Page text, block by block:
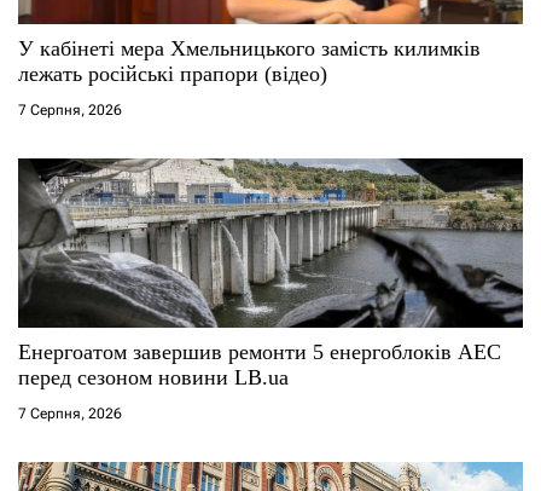
с
і
в
У кабінеті мера Хмельницького замість килимків
лежать російські прапори (відео)
7 Серпня, 2026
Енергоатом завершив ремонти 5 енергоблоків АЕС
перед сезоном новини LB.ua
7 Серпня, 2026